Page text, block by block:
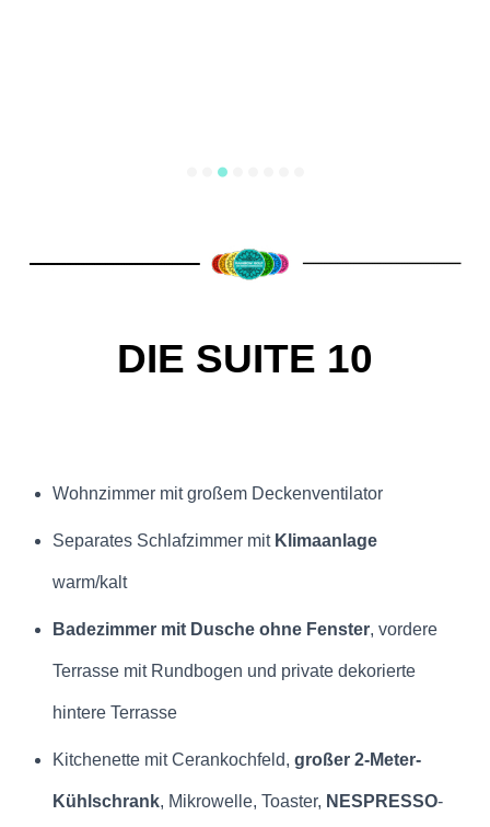
DIE SUITE 10
Wohnzimmer mit großem Deckenventilator
Separates Schlafzimmer mit Klimaanlage
warm/kalt
Badezimmer mit Dusche ohne Fenster, vordere
Terrasse mit Rundbogen und private dekorierte
hintere Terrasse
Kitchenette mit Cerankochfeld, großer 2-Meter-
Kühlschrank, Mikrowelle, Toaster, NESPRESSO-